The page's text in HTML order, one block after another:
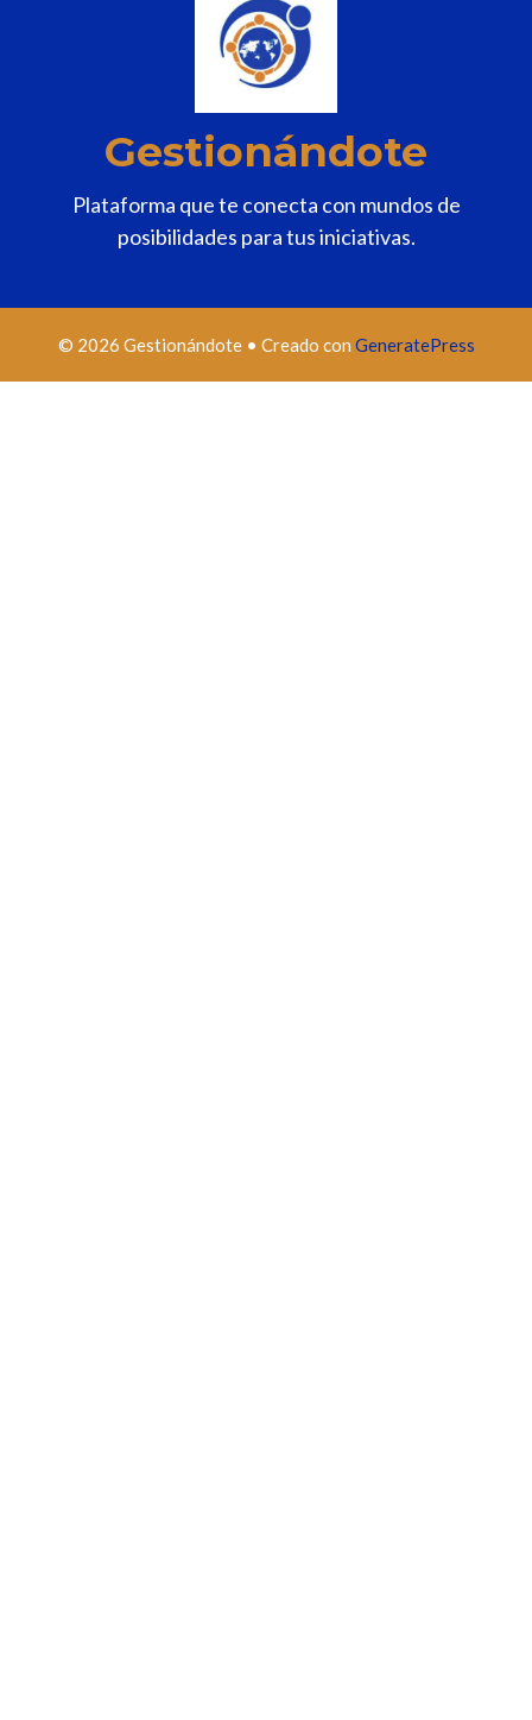
Gestionándote
Plataforma que te conecta con mundos de
posibilidades para tus iniciativas.
© 2026 Gestionándote• Creado con GeneratePress